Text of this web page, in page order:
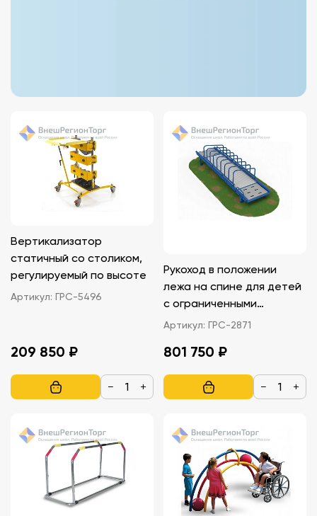
Вертикализатор
статичный со столиком,
регулируемый по высоте
Артикул: ГРС-5496
209 850 ₽
− +
Рукоход в положении
лежа на спине для детей
с ограниченными
возможностями
Артикул: ГРС-2871
801 750 ₽
− +